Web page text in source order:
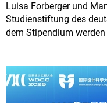
Luisa Forberger und
Studienstiftung des
dem Stipendium